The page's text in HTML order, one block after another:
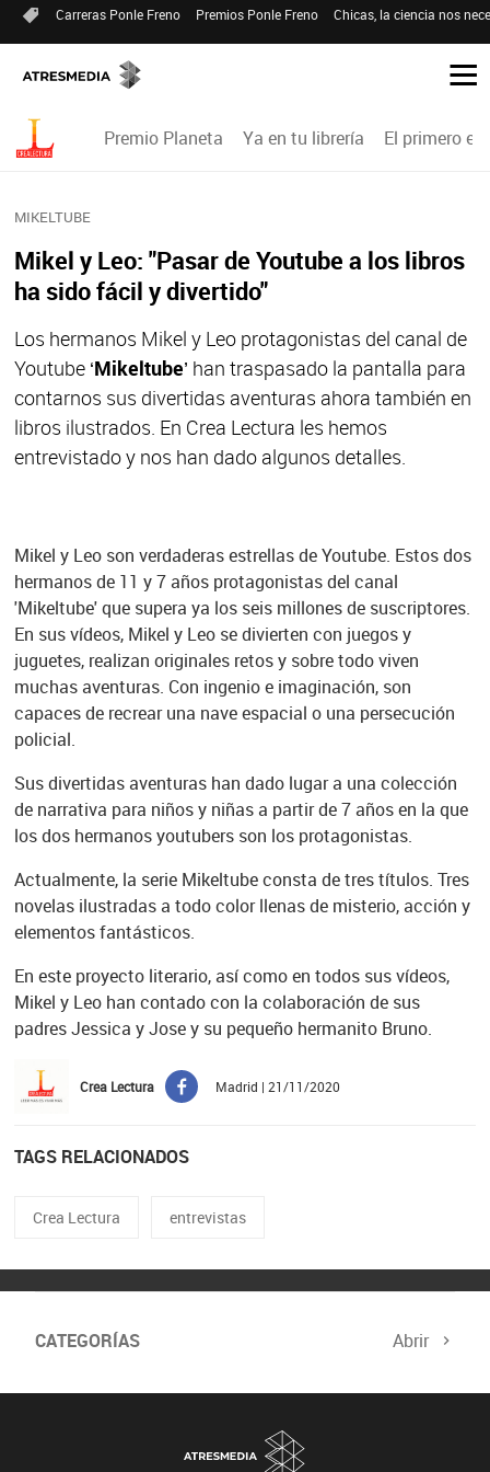
Carreras Ponle Freno Premios Ponle Freno Chicas, la ciencia nos
Premio Planeta Ya en tu librería El primero en
MIKELTUBE
Mikel y Leo: "Pasar de Youtube a los libros
ha sido fácil y divertido"
Los hermanos Mikel y Leo protagonistas del canal de
Youtube ‘Mikeltube’ han traspasado la pantalla para
contarnos sus divertidas aventuras ahora también en
libros ilustrados. En Crea Lectura les hemos
entrevistado y nos han dado algunos detalles.
Mikel y Leo son verdaderas estrellas de Youtube. Estos dos
hermanos de 11 y 7 años protagonistas del canal
'Mikeltube' que supera ya los seis millones de suscriptores.
En sus vídeos, Mikel y Leo se divierten con juegos y
juguetes, realizan originales retos y sobre todo viven
muchas aventuras. Con ingenio e imaginación, son
capaces de recrear una nave espacial o una persecución
policial.
Sus divertidas aventuras han dado lugar a una colección
de narrativa para niños y niñas a partir de 7 años en la que
los dos hermanos youtubers son los protagonistas.
Actualmente, la serie Mikeltube consta de tres títulos. Tres
novelas ilustradas a todo color llenas de misterio, acción y
elementos fantásticos.
En este proyecto literario, así como en todos sus vídeos,
Mikel y Leo han contado con la colaboración de sus
padres Jessica y Jose y su pequeño hermanito Bruno.
Crea Lectura Madrid | 21/11/2020
TAGS RELACIONADOS
Crea Lectura entrevistas
CATEGORÍAS Abrir